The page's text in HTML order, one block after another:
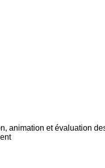
animation et évaluation